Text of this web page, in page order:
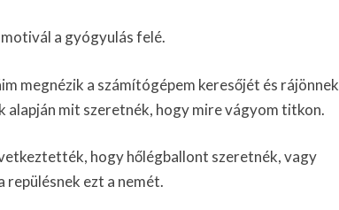
a gyógyulás felé.
megnézik a számítógépem keresőjét és rájönnek
alapján mit szeretnék, hogy mire vágyom titkon.
hogy hőlégballont szeretnék, vagy
repülésnek ezt a nemét.